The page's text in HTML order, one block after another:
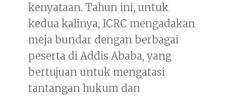
kenyataan. Tahun ini, untuk
kedua kalinya, ICRC mengadakan
meja bundar dengan berbagai
peserta di Addis Ababa, yang
bertujuan untuk mengatasi
tantangan hukum dan